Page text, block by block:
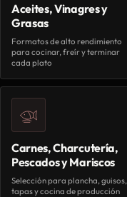
Aceites, Vinagres y
Grasas
Formatos de alto rendimiento
para cocinar, freír y terminar
cada plato
Carnes, Charcutería,
Pescados y Mariscos
Selección para plancha, guisos,
tapas y cocina de producción